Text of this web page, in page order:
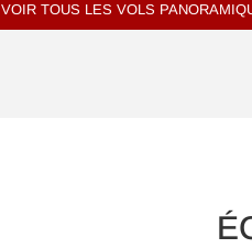
VOIR TOUS LES VOLS